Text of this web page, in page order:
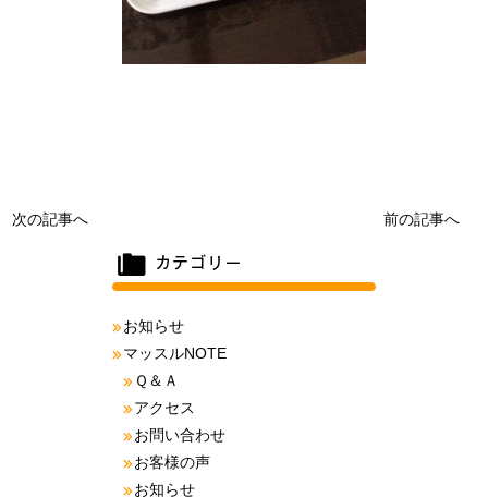
次の記事へ 前の記事へ
お知らせ
マッスルNOTE
Ｑ＆Ａ
アクセス
お問い合わせ
お客様の声
お知らせ